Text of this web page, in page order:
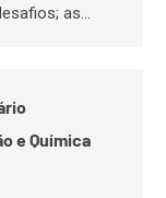
as…
e Química